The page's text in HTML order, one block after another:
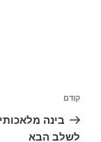
הפוסט
הקודם
קודם
בינה
לשלב הבא